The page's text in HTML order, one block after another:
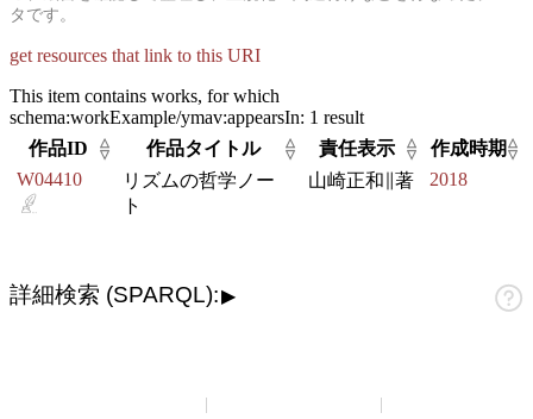
タです。
get resources that link to this URI
This item contains works, for which
schema:workExample/ymav:appearsIn: 1 result
作品ID
△
▽
作品タイトル
△
▽
責任表示
△
▽
作成時期 △
▽
W04410
リズムの哲学ノー
ト
山崎正和∥著 2018
詳細検索 (SPARQL):▶